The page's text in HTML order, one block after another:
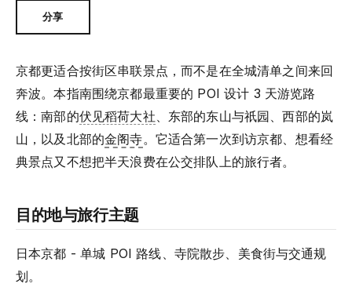
分享
京都更适合按街区串联景点，而不是在全城清单之间来回
奔波。本指南围绕京都最重要的 POI 设计 3 天游览路
线：南部的伏见稻荷大社、东部的东山与祇园、西部的岚
山，以及北部的金阁寺。它适合第一次到访京都、想看经
典景点又不想把半天浪费在公交排队上的旅行者。
目的地与旅行主题
日本京都 - 单城 POI 路线、寺院散步、美食街与交通规
划。